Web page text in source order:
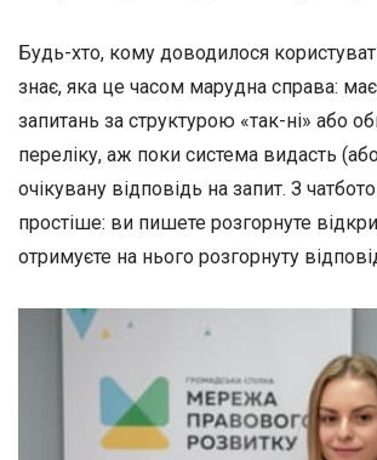
Будь-хто, кому доводилося
знає, яка це часом марудна справа:
запитань за структурою «так-ні» або
переліку, аж поки система видасть
очікувану відповідь на запит. З
простіше: ви пишете розгорнуте
отримуєте на нього розгорнуту